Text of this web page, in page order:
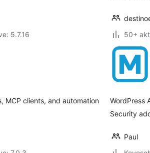
5.7.16
50+
MCP clients, and automation
WordPress
Security
Paul